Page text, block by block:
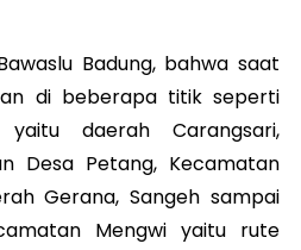
Badung, bahwa saat
di beberapa titik seperti
daerah Carangsari,
Desa Petang, Kecamatan
Gerana, Sangeh sampai
Mengwi yaitu rute